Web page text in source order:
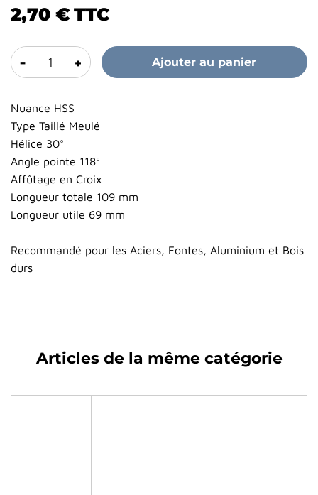
2,70 €TTC
- + Ajouter au panier
Nuance HSS
Type Taillé Meulé
Hélice 30°
Angle pointe 118°
Affûtage en Croix
Longueur totale 109 mm
Longueur utile 69 mm
Recommandé pour les Aciers, Fontes, Aluminium et Bois
durs
Articles de la même catégorie